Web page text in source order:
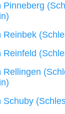
Pinneberg
Reinbek
Reinfeld
Rellingen
Schuby